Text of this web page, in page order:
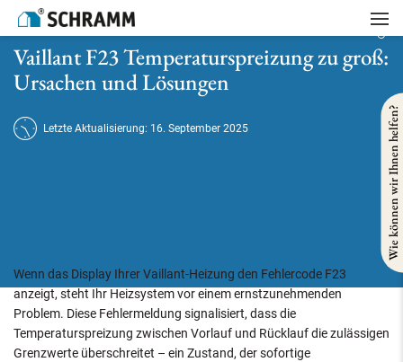
Startseite
Vaillant F23 Temperaturspreizung zu groß: Ursachen und Lösungen
Vaillant F23 Temperaturspreizung zu groß:
Ursachen und Lösungen
Letzte Aktualisierung: 16. September 2025
Wenn das Display Ihrer Vaillant-Heizung den Fehlercode F23
anzeigt, steht Ihr Heizsystem vor einem ernstzunehmenden
Problem. Diese Fehlermeldung signalisiert, dass die
Temperaturspreizung zwischen Vorlauf und Rücklauf die zulässigen
Grenzwerte überschreitet – ein Zustand, der sofortige
Wie können wir Ihnen helfen?